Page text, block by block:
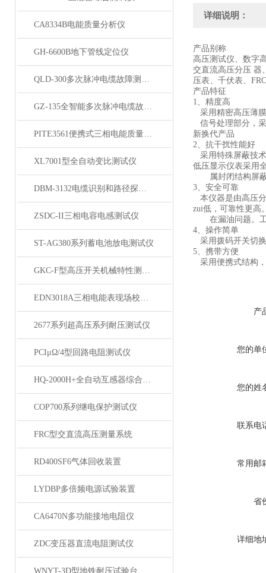
CA8334B电能质量分析仪
GH-6600B地下管线定位仪
QLD-300多次脉冲电缆故障测试仪
GZ-135全智能多次脉冲电缆故障测试仪
PITE3561便携式三相电能质量分析仪
XL7001型全自动变比测试仪
DBM-3132电缆识别和路径探测仪
ZSDC-II三相电容电感测试仪
ST-AG380系列蓄电池放电测试仪
GKC-F型高压开关机械特性测试仪
EDN3018A三相电能表现场校验仪
2677系列超高压系列耐压测试仪
PCIμΩ/4型回路电阻测试仪
HQ-2000H+全自动互感器综合测试仪
COP700系列继电保护测试仪
FRC型交直流高压测量系统
RD400SF6气体回收装置
LYDBP多倍频电源试验装置
CA6470N多功能接地电阻仪
ZDC变压器直流电阻测试仪
WNYT-3D型地铁耐压试验台
详细说明：
产品别称
高压测试仪、数字
交直流高压分压 器
压表、千伏表、
产品特征
1、精度高
采用精密高压薄
信号处理部分，
新换代产品
2、抗干扰性能好
采用特殊屏蔽技
低压显示仪表采用
属封闭结构屏蔽
3、安全可靠
本仪器是由高压
zui低，可靠性更高
在漏油问题。工
4、操作简单
采用拨码开关切
5、携带方便
采用便携式结构
产
您的单
您的姓
联系电
常用邮
省
详细地